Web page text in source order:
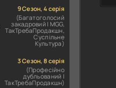
9 Сезон, 4 серія
(Багатоголосий
закадровий | MGG,
ТакТребаПродакшн,
Суспільне
Культура)
3 Сезон, 8 серія
(Професійно
дубльований |
ТакТребаПродакшн)